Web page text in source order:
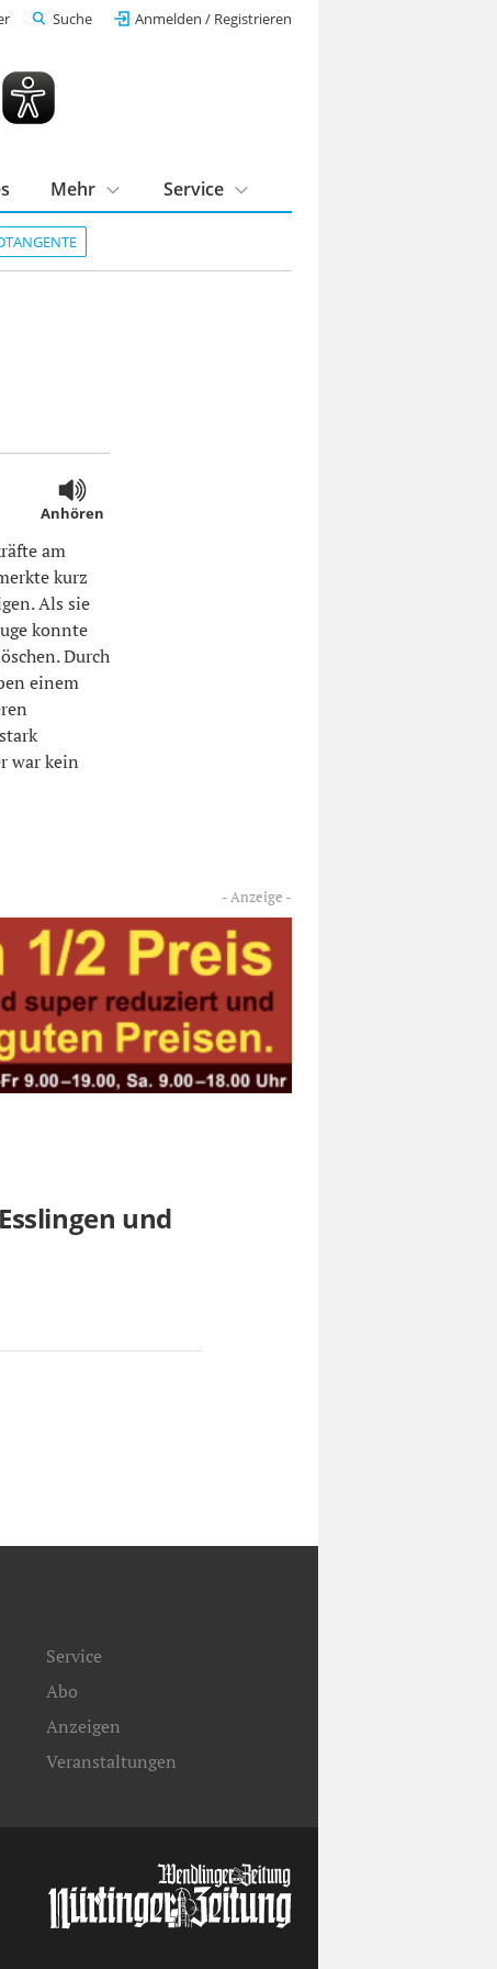
Suche Anmelden / Registrieren
Mehr Service
Anhören
am
kurz
Als sie
konnte
Durch
einem
war kein
und
Service
Abo
Anzeigen
Veranstaltungen